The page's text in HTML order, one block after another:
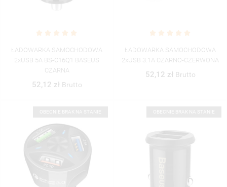
ŁADOWARKA SAMOCHODOWA
2xUSB 5A BS-C16Q1 BASEUS
CZARNA
52,12 zł Brutto
ŁADOWARKA SAMOCHODOWA
2xUSB 3.1A CZARNO-CZERWONA
52,12 zł Brutto